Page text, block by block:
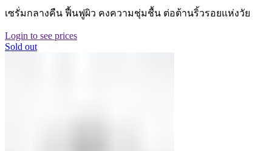
เซรั่มกลางคืน ฟื้นฟูผิว คงความชุ่มชื้น ต่อต้านริ้วรอยแห่งวัย
Login to see prices
Sold out